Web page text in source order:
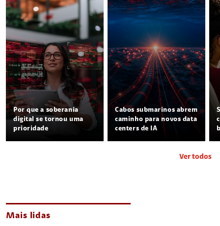
Por que a soberania
digital se tornou uma
prioridade
Cabos submarinos abrem
caminho para novos data
centers de IA
Ver todos
Mais lidas